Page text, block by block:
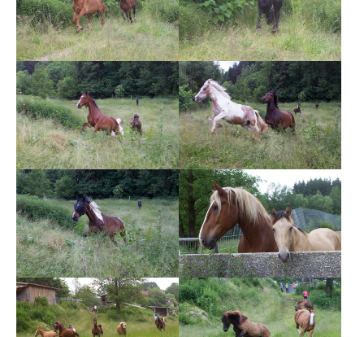
Show larger version Show larger version
Show larger version Show larger version
Show larger version Show larger version